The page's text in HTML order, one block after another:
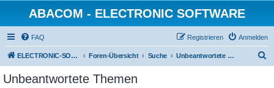
ABACOM - ELECTRONIC SOFTWARE
FAQ Anmelden
Registrieren
ELECTRONIC-SOFWARE-SHOP Foren-Übersicht Suche Unbeantwortete Themen
Unbeantwortete Themen